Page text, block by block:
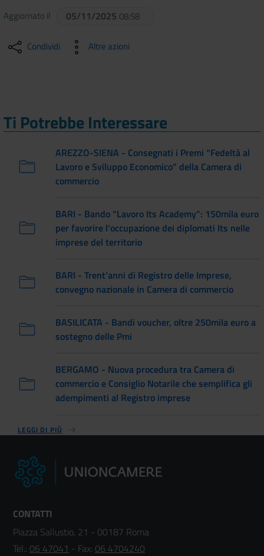
Aggiornato il 05/11/2025 08:58
Condividi Altre azioni
Ti Potrebbe Interessare
AREZZO-SIENA - Consegnati i Premi “Fedeltà al
Lavoro e Sviluppo Economico” della Camera di
commercio
BARI - Bando “Lavoro Its Academy”: 150mila euro
per favorire l’occupazione dei diplomati Its nelle
imprese del territorio
BARI - Trent’anni di Registro delle Imprese,
convegno nazionale in Camera di commercio
BASILICATA - Bandi voucher, oltre 250mila euro a
sostegno delle Pmi
BERGAMO - Nuova procedura tra Camera di
commercio e Consiglio Notarile che semplifica gli
adempimenti al Registro imprese
LEGGI DI PIÙ
CONTATTI
Piazza Sallustio, 21 - 00187 Roma
Tel.: 06 47041 - Fax: 06 4704240